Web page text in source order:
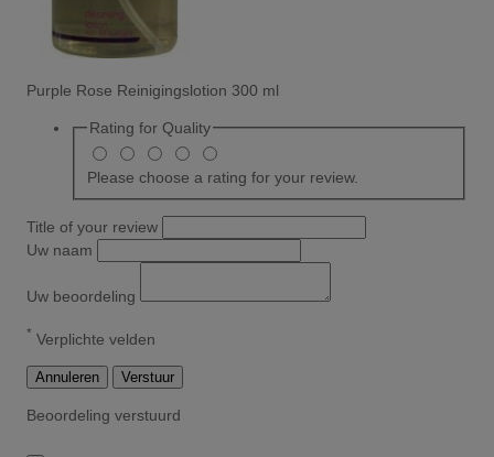
Purple Rose Reinigingslotion 300 ml
Rating for Quality
Please choose a rating for your review.
Title of your review
Uw naam
Uw beoordeling
* Verplichte velden
Annuleren Verstuur
Beoordeling verstuurd